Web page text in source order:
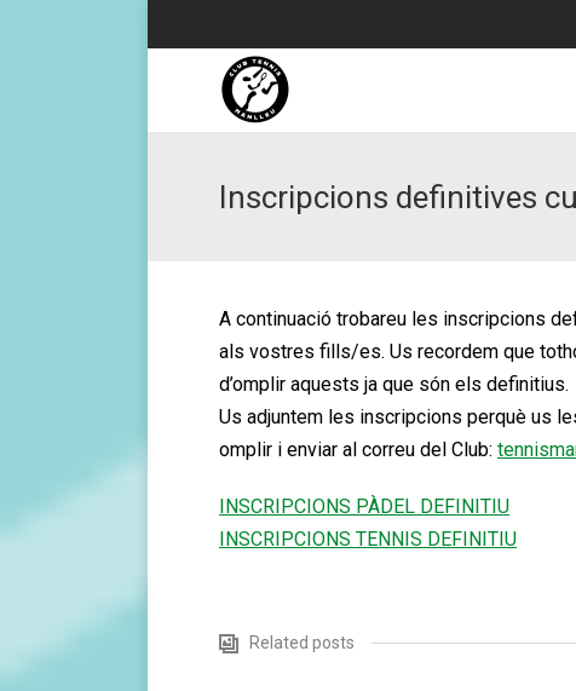
Inscripcions definitives
A continuació trobareu les inscripcions
als vostres fills/es. Us recordem que
d’omplir aquests ja que són els definitius.
Us adjuntem les inscripcions perquè us
omplir i enviar al correu del Club:
INSCRIPCIONS PÀDEL DEFINITIU
INSCRIPCIONS TENNIS DEFINITIU
Related posts